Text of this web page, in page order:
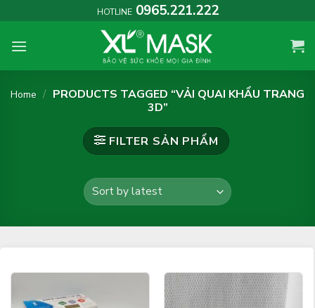
to
content
HOTLINE 0965.221.222
Home / PRODUCTS TAGGED “VẢI QUAI KHẨU TRANG
3D”
FILTER